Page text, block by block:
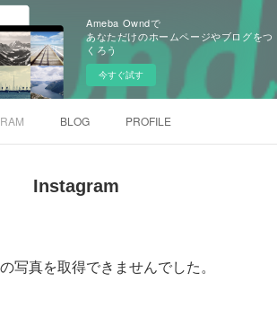
Ameba Owndで
あなただけのホームページやブログをつ
くろう
今すぐ試す
BLOG PROFILE
Instagram
写真を取得できませんでした。